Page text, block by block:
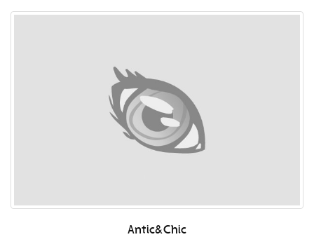
Antic&Chic